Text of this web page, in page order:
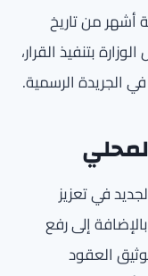
أشهر من تاريخ
بتنفيذ القرار،
الجريدة الرسمية.
في تعزيز
إلى رفع
العقود